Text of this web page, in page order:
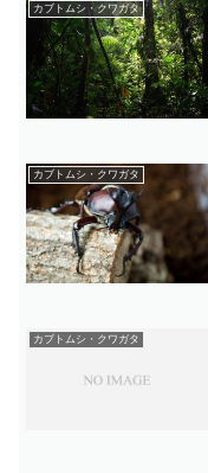
カブトムシ・クワガタ
カブトムシ・クワガタ
カブトムシ・クワガタ